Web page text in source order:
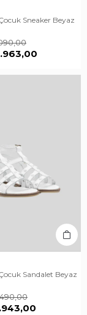
Sneaker Beyaz
Sandalet Beyaz